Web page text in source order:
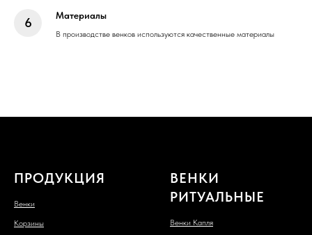
Материалы
В производстве венков используются качественные материалы
ПРОДУКЦИЯ
Венки
Корзины
ВЕНКИ
РИТУАЛЬНЫЕ
Венки Капля